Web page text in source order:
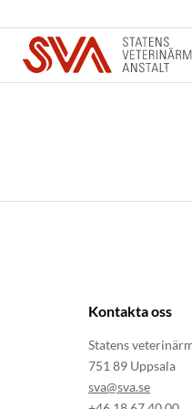
Kontakta oss
Statens
751 89 Uppsala
sva@sva.se